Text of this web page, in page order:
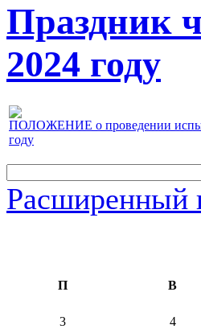
Праздник
2024 году
ПОЛОЖЕНИЕ о проведении
году
Расширенный
П В
3 4